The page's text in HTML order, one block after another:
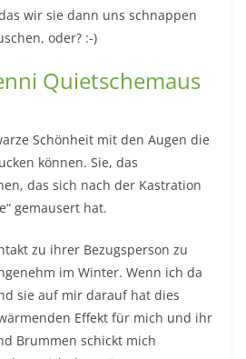
wir sie dann uns schnappen
oder? :-)
Quietschemaus
Schönheit mit den Augen die
können. Sie, das
das sich nach der Kastration
gemausert hat.
zu ihrer Bezugsperson zu
im Winter. Wenn ich da
sie auf mir darauf hat dies
Effekt für mich und ihr
Brummen schickt mich